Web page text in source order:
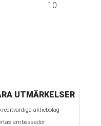
10
UTMÄRKELSER
aktiebolag
ambassadör